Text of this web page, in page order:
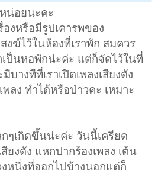
น่อยนะคะ
องหรือมีรูปเคารพของ
งฆ์ไว้ในห้องที่เราพัก สมควร
ป็นหอพักน่ะค่ะ แต่ก็จัดไว้ในที่
บางทีที่เราเปิดเพลงเสียงดัง
ลง ทำได้หรือป่าวคะ เหมาะ
ๆเกิดขึ้นน่ะค่ะ วันนี้เครียด
ยงดัง แหกปากร้องเพลง เต้น
หนึ่งที่ออกไปข้างนอกแต่ก็